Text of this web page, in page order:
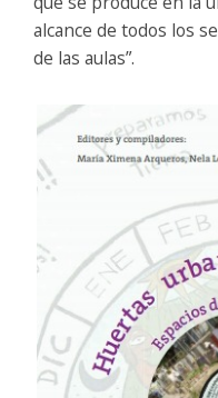
alcance de todos los
de las aulas”.